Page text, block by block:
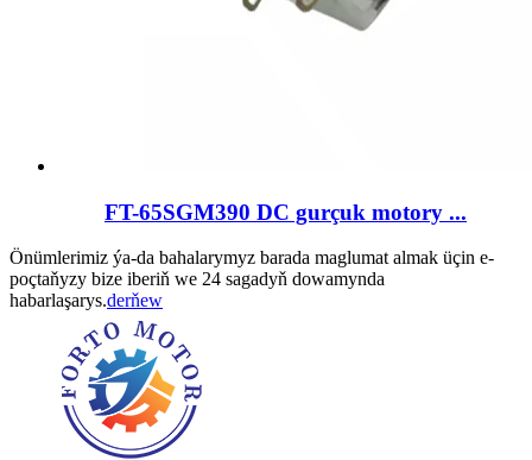
FT-65SGM390 DC gurçuk motory ...
Önümlerimiz ýa-da bahalarymyz barada maglumat almak üçin e-
poçtaňyzy bize iberiň we 24 sagadyň dowamynda
habarlaşarys.derňew